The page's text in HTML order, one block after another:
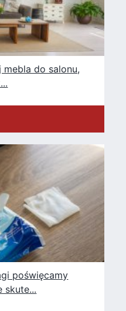
do salonu,
poświęcamy
skute...